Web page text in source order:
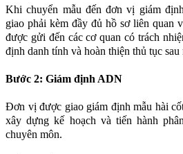
Khi chuyển mẫu đến đơn vị giám
giao phải kèm đầy đủ hồ sơ liên quan
được gửi đến các cơ quan có trách
định danh tính và hoàn thiện thủ tục sau
Bước 2: Giám định ADN
Đơn vị được giao giám định mẫu hài
xây dựng kế hoạch và tiến hành
chuyên môn.